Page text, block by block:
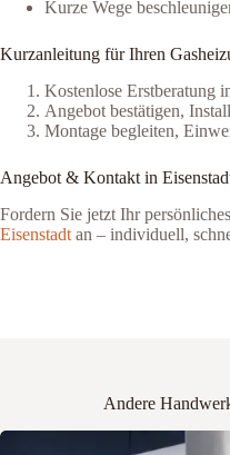
Kurze Wege
Kurzanleitung für Ihren
Kostenlose Erstberatung
Angebot bestätigen,
Montage begleiten,
Angebot & Kontakt in
Fordern Sie jetzt Ihr
Eisenstadt an – individuell,
Andere